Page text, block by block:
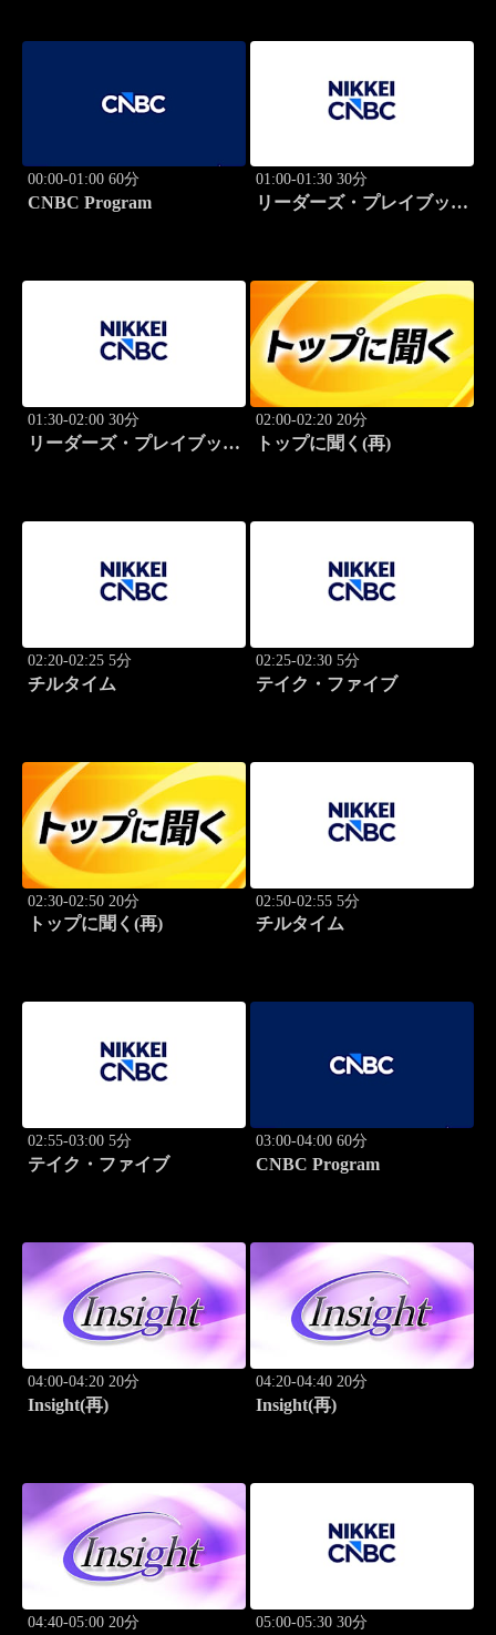
00:00-01:00 60分
CNBC Program
01:00-01:30 30分
リーダーズ・プレイブック
01:30-02:00 30分
リーダーズ・プレイブック
02:00-02:20 20分
トップに聞く(再)
02:20-02:25 5分
チルタイム
02:25-02:30 5分
テイク・ファイブ
02:30-02:50 20分
トップに聞く(再)
02:50-02:55 5分
チルタイム
02:55-03:00 5分
テイク・ファイブ
03:00-04:00 60分
CNBC Program
04:00-04:20 20分
Insight(再)
04:20-04:40 20分
Insight(再)
04:40-05:00 20分 05:00-05:30 30分